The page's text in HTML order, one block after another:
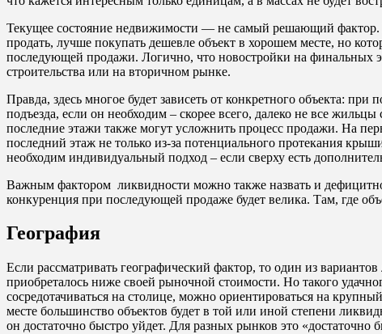
Текущее состояние недвижимости — не самый решающий фактор.
продать, лучше покупать дешевле объект в хорошем месте, но
последующей продажи. Логично, что новостройки на финальных
строительства или на вторичном рынке.
Правда, здесь многое будет зависеть от конкретного объекта:
подъезда, если он необходим – скорее всего, далеко не все
последние этажи также могут усложнить процесс продажи. На
последний этаж не только из-за потенциального протекания
необходим индивидуальный подход – если сверху есть
Важным фактором ликвидности можно также назвать и
конкуренция при последующей продаже будет велика. Там, где
География
Если рассматривать географический фактор, то один из
приобреталось ниже своей рыночной стоимости. Но такого
сосредотачиваться на столице, можно ориентироваться на
месте большинство объектов будет в той или иной степени
он достаточно быстро уйдет. Для разных рынков это «достаточно